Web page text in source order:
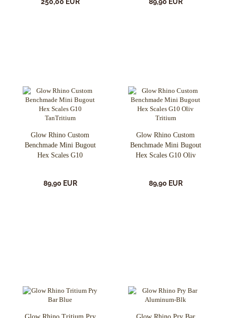
Glow Rhino Custom
Benchmade Mini Bugout
Hex Scales G10
89,90 EUR
Glow Rhino Custom
Benchmade Mini Bugout
Hex Scales G10 Oliv
89,90 EUR